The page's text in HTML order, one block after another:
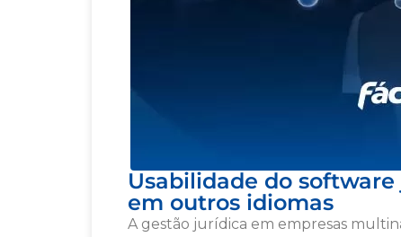
Usabilidade do
em outros idiomas
A gestão jurídica em empresas